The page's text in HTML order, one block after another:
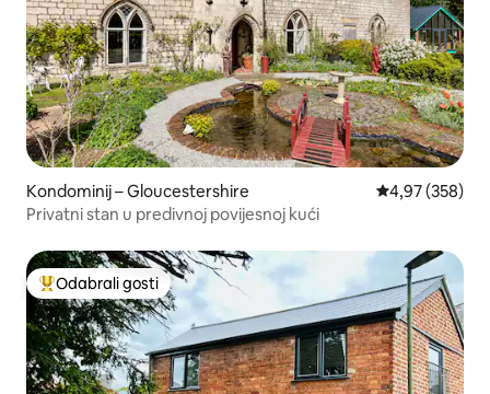
Kondominij – Gloucestershire Prosječna
4,97 (358)
Privatni stan u predivnoj povijesnoj kući
Među najviše rangiranima s oznakom „Odabrali gosti”
Odabrali gosti